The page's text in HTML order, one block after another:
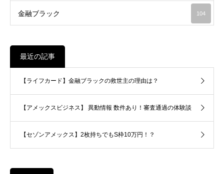
金融ブラック 104
最近の記事
【ライフカード】金融ブラックの救世主の理由は？
【アメックスビジネス】 異動情報 数件あり！審査通過の体験談
【セゾンアメックス】2枚持ちでもS枠10万円！？